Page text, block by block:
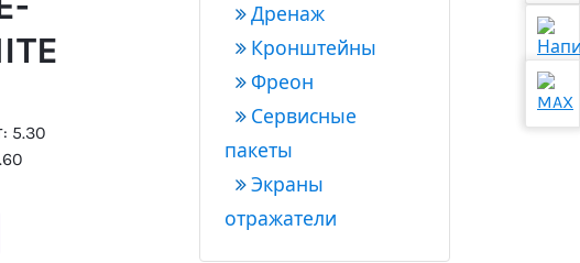
5.30
Дренаж
Кронштейны
Фреон
Сервисные
пакеты
Экраны
отражатели